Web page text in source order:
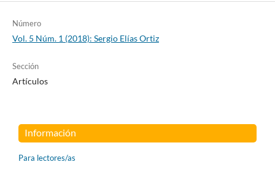
Número
Vol. 5 Núm. 1 (2018): Sergio Elías Ortiz
Sección
Artículos
Información
Para lectores/as